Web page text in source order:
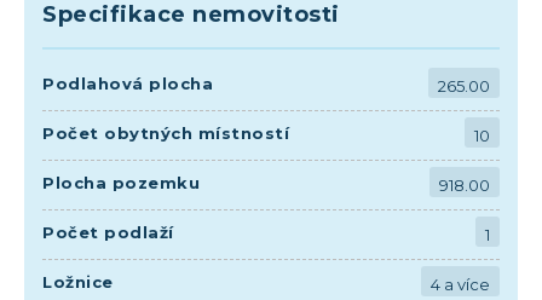
Specifikace nemovitosti
Podlahová plocha 265.00
Počet obytných místností 10
Plocha pozemku 918.00
Počet podlaží 1
Ložnice 4 a více